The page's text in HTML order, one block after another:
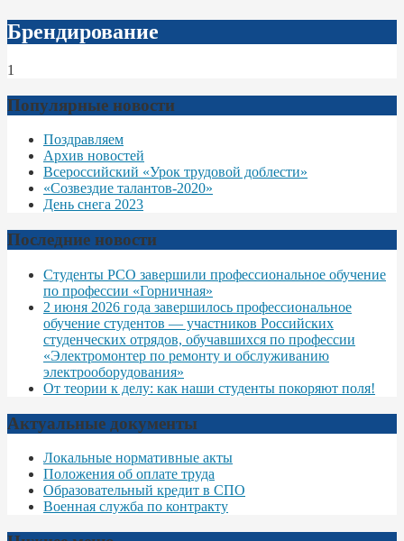
Брендирование
1
Популярные новости
Поздравляем
Архив новостей
Всероссийский «Урок трудовой доблести»
«Созвездие талантов-2020»
День снега 2023
Последние новости
Студенты РСО завершили профессиональное обучение
по профессии «Горничная»
2 июня 2026 года завершилось профессиональное
обучение студентов — участников Российских
студенческих отрядов, обучавшихся по профессии
«Электромонтер по ремонту и обслуживанию
электрооборудования»
От теории к делу: как наши студенты покоряют поля!
Актуальные документы
Локальные нормативные акты
Положения об оплате труда
Образовательный кредит в СПО
Военная служба по контракту